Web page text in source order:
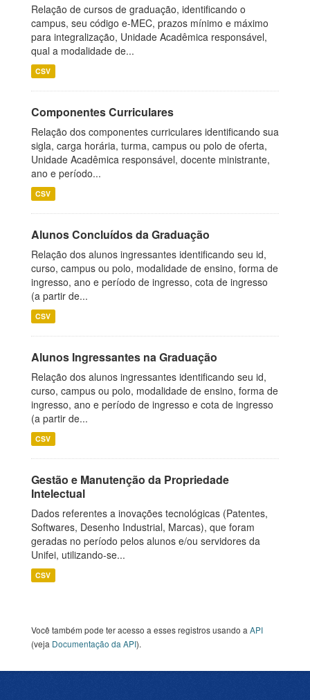
Relação de cursos de graduação, identificando o
campus, seu código e-MEC, prazos mínimo e máximo
para integralização, Unidade Acadêmica responsável,
qual a modalidade de...
CSV
Componentes Curriculares
Relação dos componentes curriculares identificando sua
sigla, carga horária, turma, campus ou polo de oferta,
Unidade Acadêmica responsável, docente ministrante,
ano e período...
CSV
Alunos Concluídos da Graduação
Relação dos alunos ingressantes identificando seu id,
curso, campus ou polo, modalidade de ensino, forma de
ingresso, ano e período de ingresso, cota de ingresso
(a partir de...
CSV
Alunos Ingressantes na Graduação
Relação dos alunos ingressantes identificando seu id,
curso, campus ou polo, modalidade de ensino, forma de
ingresso, ano e período de ingresso e cota de ingresso
(a partir de...
CSV
Gestão e Manutenção da Propriedade
Intelectual
Dados referentes a inovações tecnológicas (Patentes,
Softwares, Desenho Industrial, Marcas), que foram
geradas no período pelos alunos e/ou servidores da
Unifei, utilizando-se...
CSV
Você também pode ter acesso a esses registros usando a API
(veja Documentação da API).